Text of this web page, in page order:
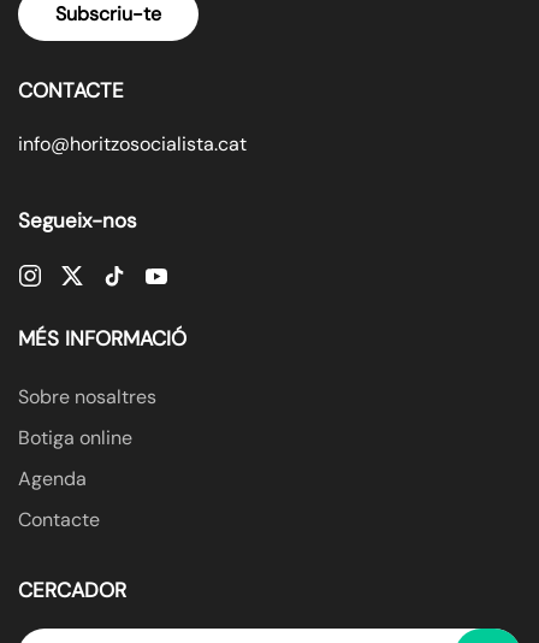
Subscriu-te
CONTACTE
info@horitzosocialista.cat
Segueix-nos
MÉS INFORMACIÓ
Sobre nosaltres
Botiga online
Agenda
Contacte
CERCADOR